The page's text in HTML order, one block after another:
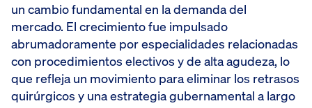
un cambio fundamental en la demanda del
mercado. El crecimiento fue impulsado
abrumadoramente por especialidades relacionadas
con procedimientos electivos y de alta agudeza, lo
que refleja un movimiento para eliminar los retrasos
quirúrgicos y una estrategia gubernamental a largo